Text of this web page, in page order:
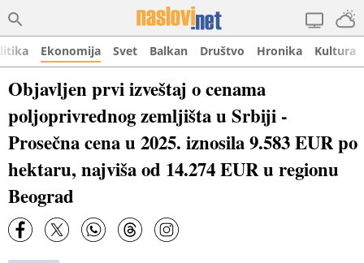
Ekonomija Svet Balkan Društvo Hronika Kultura
Objavljen prvi izveštaj o cenama
poljoprivrednog zemljišta u Srbiji -
Prosečna cena u 2025. iznosila 9.583 EUR po
hektaru, najviša od 14.274 EUR u regionu
Beograd